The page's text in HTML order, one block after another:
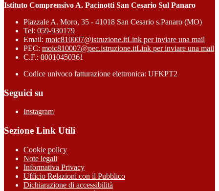
Istituto Comprensivo A. Pacinotti San Cesario Sul Panaro
Piazzale A. Moro, 35 - 41018 San Cesario s.Panaro (MO)
Tel: 059-930179
Email: moic810007@istruzione.itLink per inviare una mail
PEC: moic810007@pec.istruzione.itLink per inviare una mail
C.F.: 80010450361
Codice univoco fatturazione elettronica: UFKPT2
Seguici su
Instagram
Sezione Link Utili
Cookie policy
Note legali
Informativa Privacy
Ufficio Relazioni con il Pubblico
Dichiarazione di accessibilità